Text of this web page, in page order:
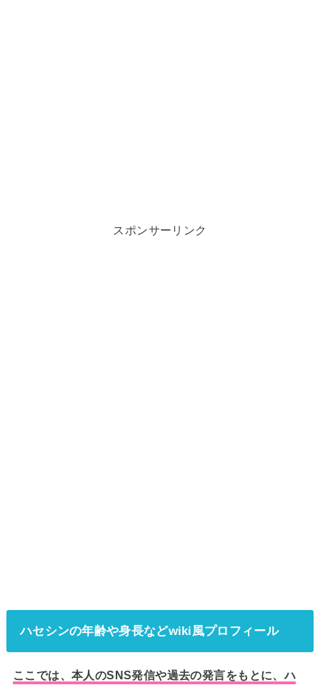
スポンサーリンク
ハセシンの年齢や身長などwiki風プロフィール
ここでは、本人のSNS発信や過去の発言をもとに、ハ